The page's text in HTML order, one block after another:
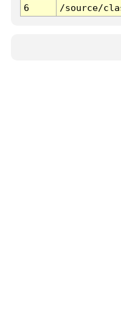
6
/source/